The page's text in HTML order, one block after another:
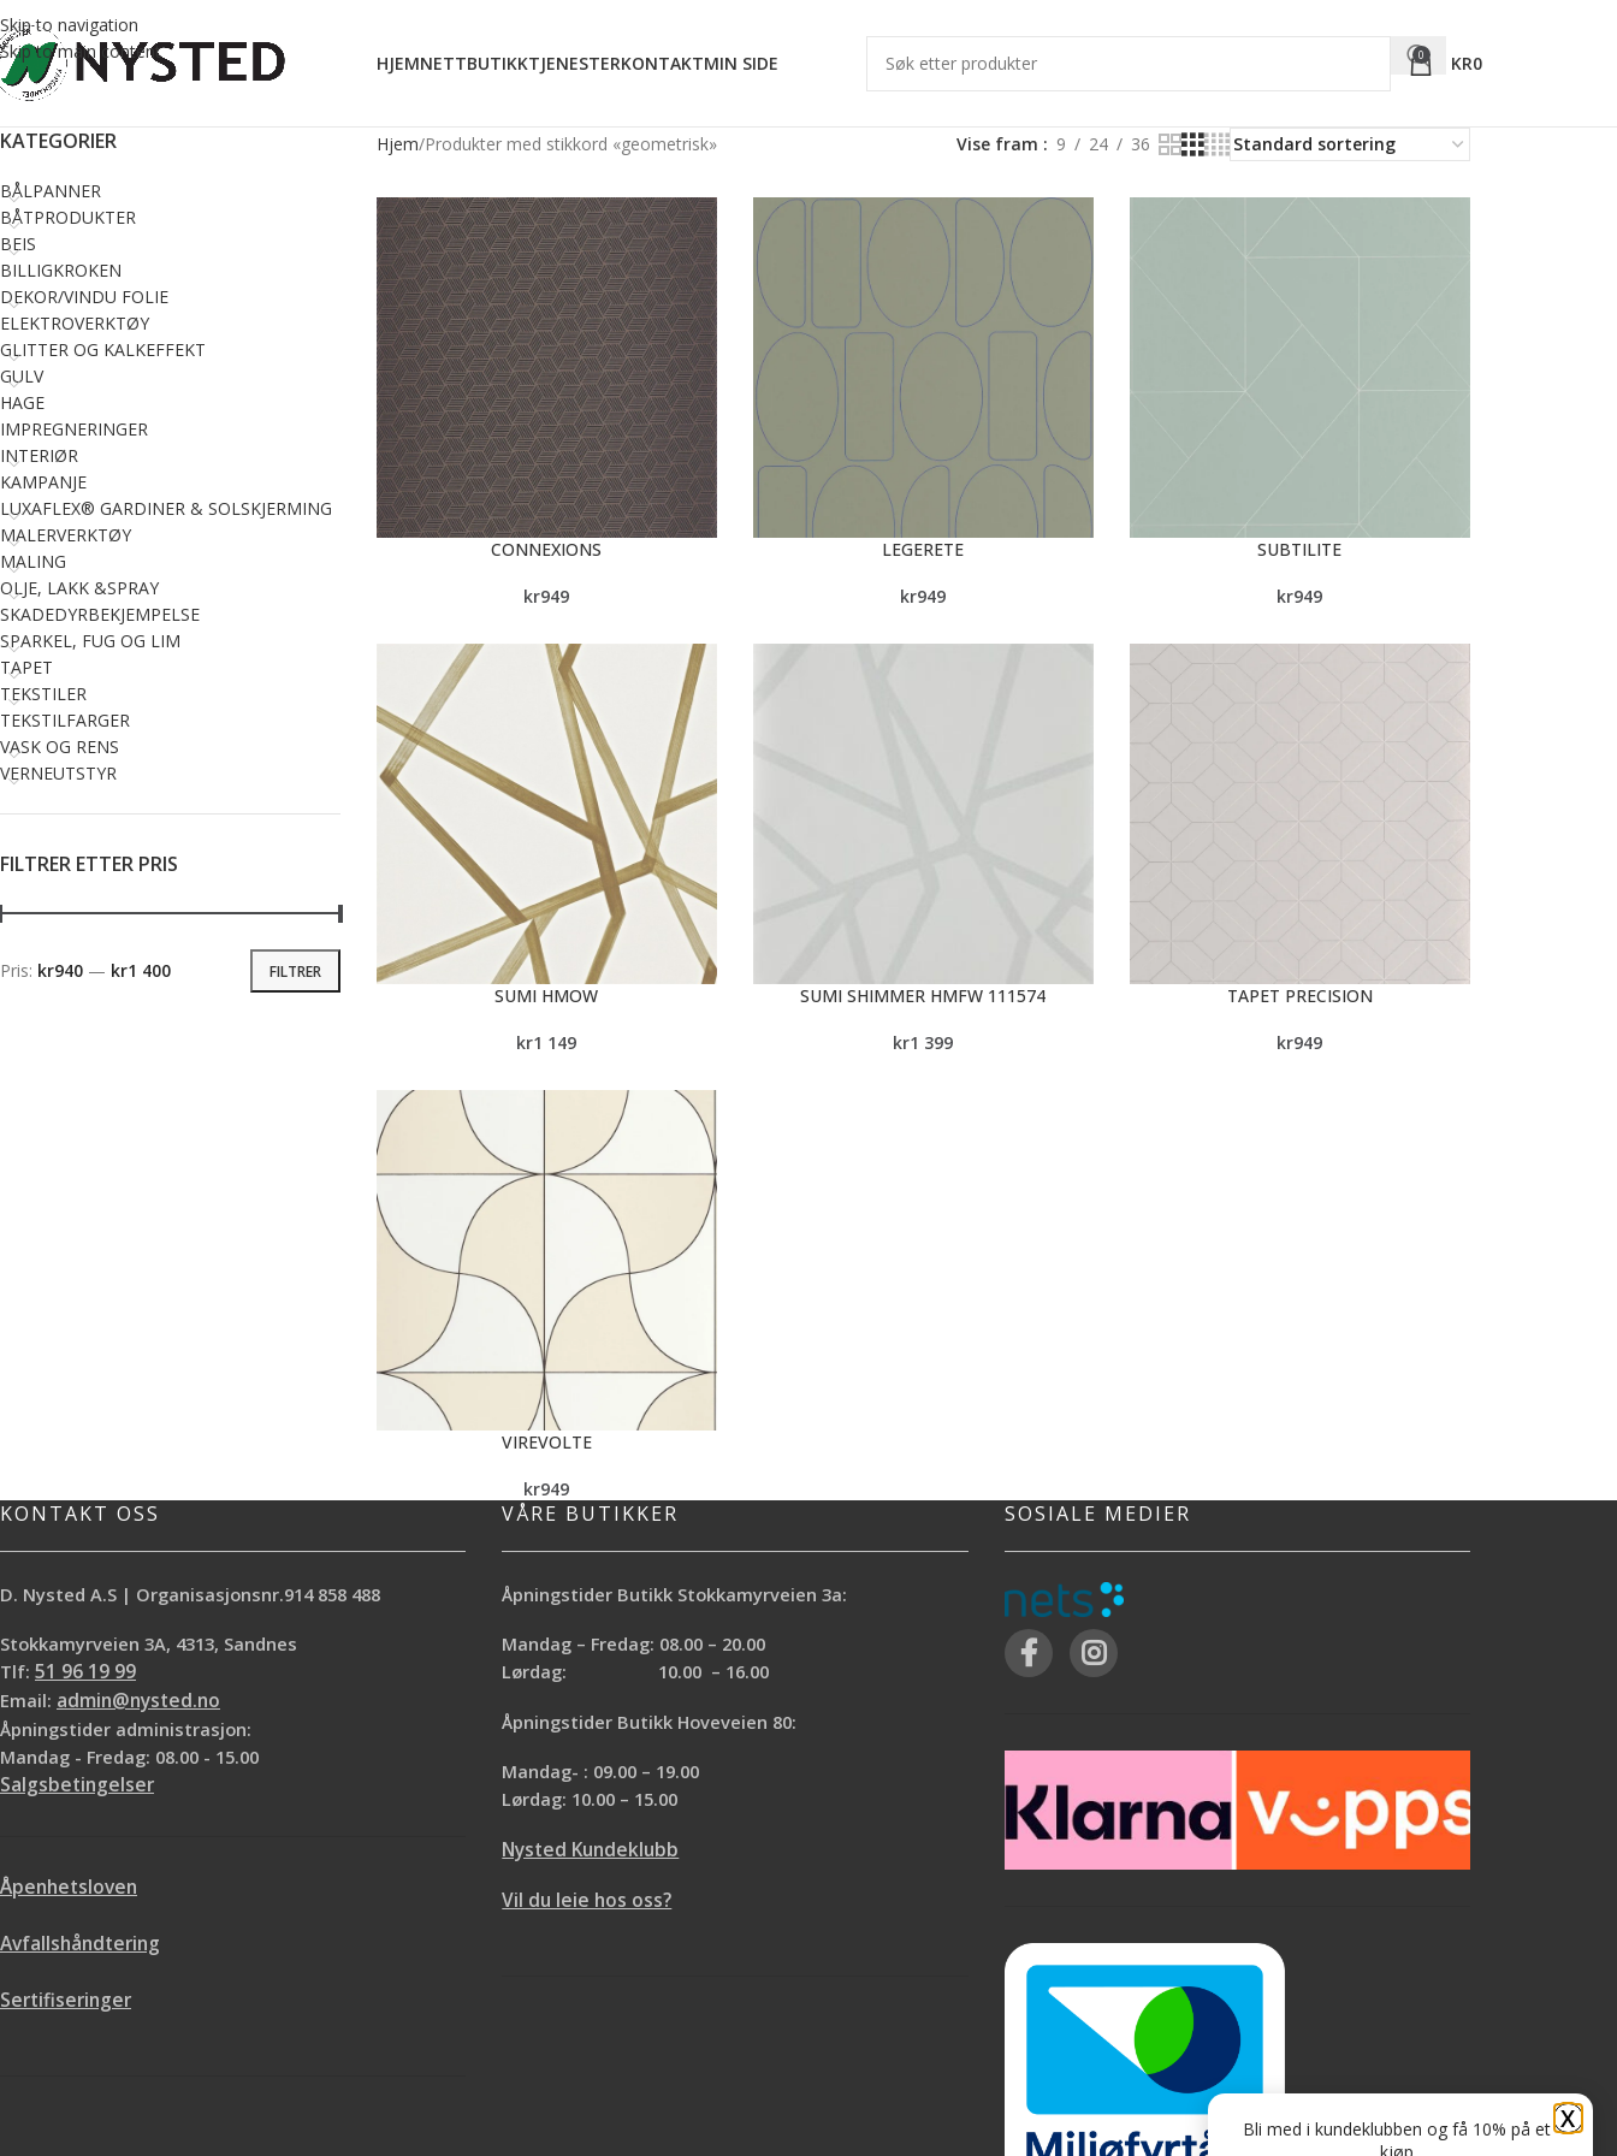
Skip to navigation
Skip to main content
HJEMNETTBUTIKKTJENESTERKONTAKTMIN SIDE 0 KR0
KATEGORIER
BÅLPANNER
BÅTPRODUKTER
BEIS
BILLIGKROKEN
DEKOR/VINDU FOLIE
ELEKTROVERKTØY
GLITTER OG KALKEFFEKT
GULV
HAGE
IMPREGNERINGER
INTERIØR
KAMPANJE
LUXAFLEX® GARDINER & SOLSKJERMING
MALERVERKTØY
MALING
OLJE, LAKK &SPRAY
SKADEDYRBEKJEMPELSE
SPARKEL, FUG OG LIM
TAPET
TEKSTILER
TEKSTILFARGER
VASK OG RENS
VERNEUTSTYR
FILTRER ETTER PRIS
FILTRER
Pris: kr940 — kr1 400
Hjem Produkter med stikkord «geometrisk» Vise fram 9 24 36
CONNEXIONS
kr949
LEGERETE
kr949
SUBTILITE
kr949
SUMI HMOW
kr1 149
SUMI SHIMMER HMFW 111574
kr1 399
TAPET PRECISION
kr949
VIREVOLTE
kr949
KONTAKT OSS
D. Nysted A.S | Organisasjonsnr.914 858 488
Stokkamyrveien 3A, 4313, Sandnes
Tlf: 51 96 19 99
Email: admin@nysted.no
Åpningstider administrasjon:
Mandag - Fredag: 08.00 - 15.00
Salgsbetingelser
Åpenhetsloven
Avfallshåndtering
Sertifiseringer
VÅRE BUTIKKER
Åpningstider Butikk Stokkamyrveien 3a:
Mandag – Fredag: 08.00 – 20.00
Lørdag: 10.00 – 16.00
Åpningstider Butikk Hoveveien 80:
Mandag- : 09.00 – 19.00
Lørdag: 10.00 – 15.00
Nysted Kundeklubb
Vil du leie hos oss?
SOSIALE MEDIER
X
Bli med i kundeklubben og få 10% på et